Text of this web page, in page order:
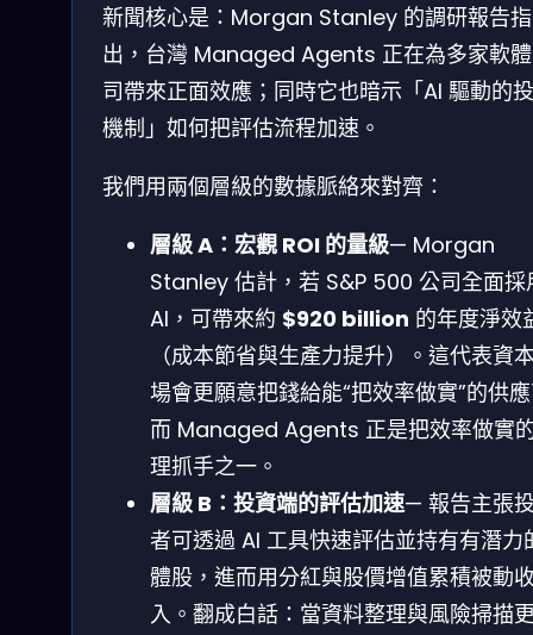
新聞核心是：Morgan Stanley 的調研報告指
出，台灣 Managed Agents 正在為多家軟
司帶來正面效應；同時它也暗示「AI 驅動的
機制」如何把評估流程加速。
我們用兩個層級的數據脈絡來對齊：
層級 A：宏觀 ROI 的量級— Morgan
Stanley 估計，若 S&P 500 公司全面採
AI，可帶來約 $920 billion 的年度淨效
（成本節省與生產力提升）。這代表資
場會更願意把錢給能“把效率做實”的供
而 Managed Agents 正是把效率做實
理抓手之一。
層級 B：投資端的評估加速— 報告主張
者可透過 AI 工具快速評估並持有有潛力
體股，進而用分紅與股價增值累積被動
入。翻成白話：當資料整理與風險掃描